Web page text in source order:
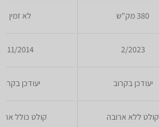
380 מק"ש
2/2023
יעודכן בקרוב
קולט ללא ארובה
לא זמין
11/2014
יעודכן בקרוב
קולט כולל